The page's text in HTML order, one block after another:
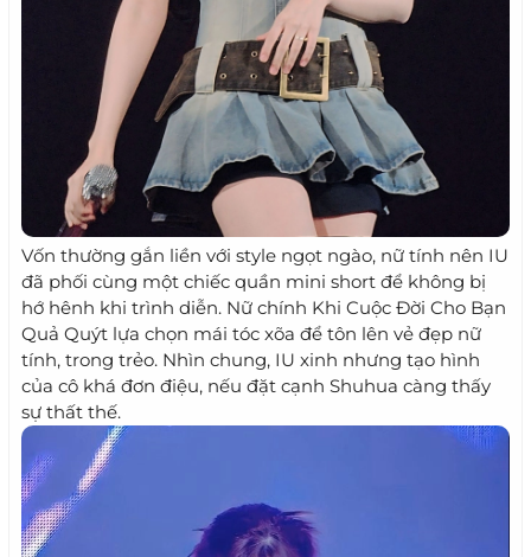
Vốn thường gắn liền với style ngọt ngào, nữ tính nên IU
đã phối cùng một chiếc quần mini short để không bị
hớ hênh khi trình diễn. Nữ chính Khi Cuộc Đời Cho Bạn
Quả Quýt lựa chọn mái tóc xõa để tôn lên vẻ đẹp nữ
tính, trong trẻo. Nhìn chung, IU xinh nhưng tạo hình
của cô khá đơn điệu, nếu đặt cạnh Shuhua càng thấy
sự thất thế.